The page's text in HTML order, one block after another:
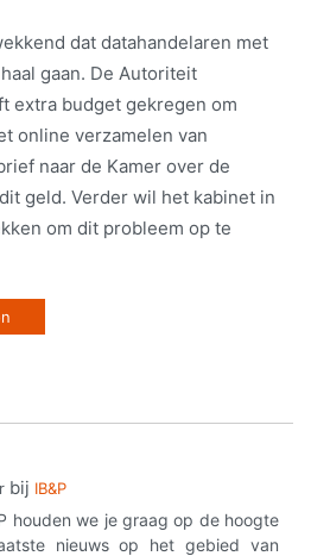
dat datahandelaren met
gaan. De Autoriteit
extra budget gekregen om
online verzamelen van
naar de Kamer over de
geld. Verder wil het kabinet in
om dit probleem op te
bij IB&P
houden we je graag op de hoogte
nieuws op het gebied van